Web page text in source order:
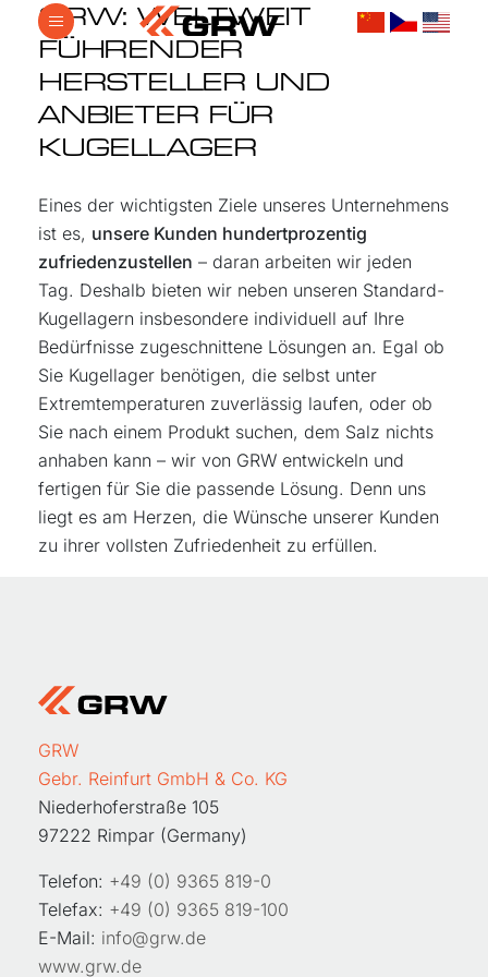
GRW: WELTWEIT
FÜHRENDER
HERSTELLER UND
ANBIETER FÜR
KUGELLAGER
Eines der wichtigsten Ziele unseres Unternehmens
ist es, unsere Kunden hundertprozentig
zufriedenzustellen – daran arbeiten wir jeden
Tag. Deshalb bieten wir neben unseren Standard-
Kugellagern insbesondere individuell auf Ihre
Bedürfnisse zugeschnittene Lösungen an. Egal ob
Sie Kugellager benötigen, die selbst unter
Extremtemperaturen zuverlässig laufen, oder ob
Sie nach einem Produkt suchen, dem Salz nichts
anhaben kann – wir von GRW entwickeln und
fertigen für Sie die passende Lösung. Denn uns
liegt es am Herzen, die Wünsche unserer Kunden
zu ihrer vollsten Zufriedenheit zu erfüllen.
GRW
Gebr. Reinfurt GmbH & Co. KG
Niederhoferstraße 105
97222 Rimpar (Germany)
Telefon: +49 (0) 9365 819-0
Telefax: +49 (0) 9365 819-100
E-Mail: info@grw.de
www.grw.de